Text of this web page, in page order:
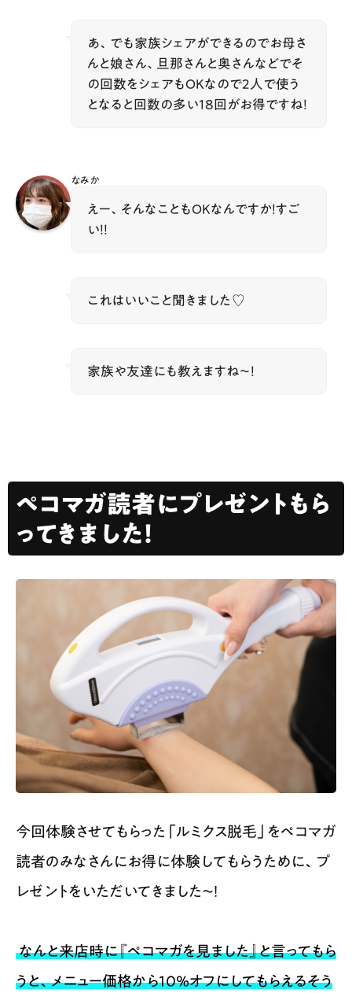
あ、でも家族シェアができるのでお母さ
んと娘さん、旦那さんと奥さんなどでそ
の回数をシェアもOKなので2人で使う
となると回数の多い18回がお得ですね！
なみか
えー、そんなこともOKなんですか！すご
い！！
これはいいこと聞きました♡
家族や友達にも教えますね〜！
ペコマガ読者にプレゼントもら
ってきました！
今回体験させてもらった「ルミクス脱毛」をペコマガ
読者のみなさんにお得に体験してもらうために、プ
レゼントをいただいてきました〜！
なんと来店時に『ペコマガを見ました』と言ってもら
うと、メニュー価格から10％オフにしてもらえるそう